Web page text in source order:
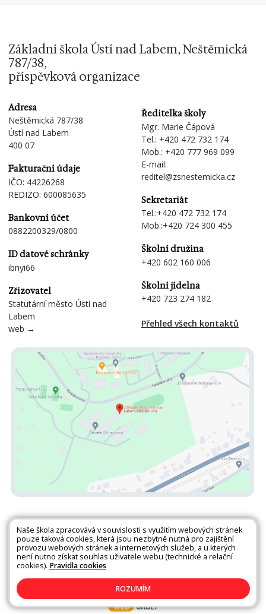
Základní škola Ústí nad Labem, Neštěmická
787/38,
příspěvková organizace
Adresa
Neštěmická 787/38
Ústí nad Labem
400 07
Fakturační údaje
IČO: 44226268
REDIZO: 600085635
Bankovní účet
0882200329/0800
ID datové schránky
ibnyi66
Zřizovatel
Statutární město Ústí nad
Labem
web →
Ředitelka školy
Mgr. Marie Čápová
Tel.: +420 472 732 174
Mob.: +420 777 969 099
E-mail:
reditel@zsnestemicka.cz
Sekretariát
Tel.:+420 472 732 174
Mob.:+420 724 300 455
Školní družina
+420 602 160 006
Školní jídelna
+420 723 274 182
Přehled všech kontaktů
Všechna práva vyhrazena. Copyright © 2026 |Mapa stránek|Kontakty
|Přihlásit|Prohlášení o přístupnosti
Naše škola zpracovává v souvislosti s využitím webových stránek
pouze taková cookies, která jsou nezbytně nutná pro zajištění
provozu webových stránek a internetových služeb, a u kterých
není nutno získat souhlas uživatele webu (technické a relační
cookies). Pravidla cookies
ROZUMÍM